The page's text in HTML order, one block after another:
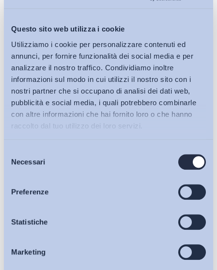
Questo sito web utilizza i cookie
Utilizziamo i cookie per personalizzare contenuti ed
annunci, per fornire funzionalità dei social media e per
analizzare il nostro traffico. Condividiamo inoltre
informazioni sul modo in cui utilizzi il nostro sito con i
nostri partner che si occupano di analisi dei dati web,
pubblicità e social media, i quali potrebbero combinarle
con altre informazioni che hai fornito loro o che hanno
raccolto dal tuo utilizzo dei loro servizi.
delNecessari
Preferenze
Statistiche
Marketing
Bollettini ADAPT
Articoli
Osservatori
Eventi
È antisindacale l’applicazione del CCNL della Sanità in luogo
ospedaliera universitaria